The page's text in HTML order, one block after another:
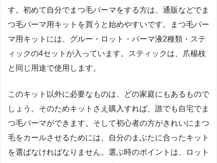
す。初めて自分でまつ毛パーマをする方は、通販などでま
つ毛パーマ用キットを買うと始めやすいです。まつ毛パー
マ用キットには、グルー・ロット・パーマ液2種類・ステ
ィックの4セットが入っています。スティックは、爪楊枝
と同じ用途で使用します。
このキット以外に必要なものは、どの家庭にもあるもので
しょう。そのためキットさえ購入すれば、誰でも自宅でま
つ毛パーマができます。そして初心者の方がきれいにまつ
毛をカールさせるためには、自分のまぶたに合ったキット
を選ばなければなりません。選ぶ時のポイントは、ロット